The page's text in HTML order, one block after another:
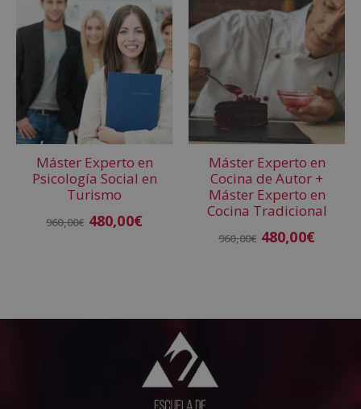
Máster Experto en
Psicología Social en
Turismo
960,00€ 480,00€
Máster Experto en
Cocina de Autor +
Máster Experto en
Cocina Tradicional
960,00€ 480,00€